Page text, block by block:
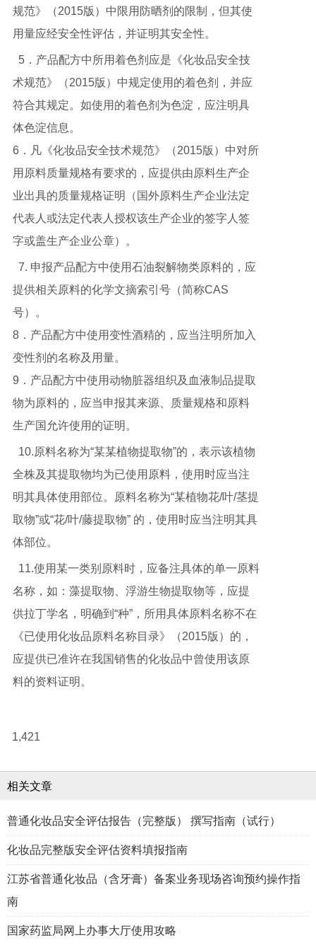
规范》（2015版）中限用防晒剂的限制，但其使
用量应经安全性评估，并证明其安全性。
5．产品配方中所用着色剂应是《化妆品安全技
术规范》（2015版）中规定使用的着色剂，并应
符合其规定。如使用的着色剂为色淀，应注明具
体色淀信息。
6．凡《化妆品安全技术规范》（2015版）中对所
用原料质量规格有要求的，应提供由原料生产企
业出具的质量规格证明（国外原料生产企业法定
代表人或法定代表人授权该生产企业的签字人签
字或盖生产企业公章）。
7. 申报产品配方中使用石油裂解物类原料的，应
提供相关原料的化学文摘索引号（简称CAS
号）。
8．产品配方中使用变性酒精的，应当注明所加入
变性剂的名称及用量。
9．产品配方中使用动物脏器组织及血液制品提取
物为原料的，应当申报其来源、质量规格和原料
生产国允许使用的证明。
10.原料名称为“某某植物提取物”的，表示该植物
全株及其提取物均为已使用原料，使用时应当注
明其具体使用部位。原料名称为“某植物花/叶/茎提
取物”或“花/叶/藤提取物” 的，使用时应当注明其具
体部位。
11.使用某一类别原料时，应备注具体的单一原料
名称，如：藻提取物、浮游生物提取物等，应提
供拉丁学名，明确到“种”，所用具体原料名称不在
《已使用化妆品原料名称目录》（2015版）的，
应提供已准许在我国销售的化妆品中曾使用该原
料的资料证明。
1,421
相关文章
普通化妆品安全评估报告（完整版） 撰写指南（试行）
化妆品完整版安全评估资料填报指南
江苏省普通化妆品（含牙膏）备案业务现场咨询预约操作指
南
国家药监局网上办事大厅使用攻略